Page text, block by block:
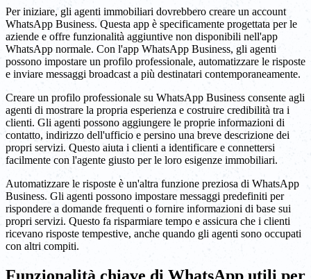
Per iniziare, gli agenti immobiliari dovrebbero creare un account
WhatsApp Business. Questa app è specificamente progettata per le
aziende e offre funzionalità aggiuntive non disponibili nell'app
WhatsApp normale. Con l'app WhatsApp Business, gli agenti
possono impostare un profilo professionale, automatizzare le risposte
e inviare messaggi broadcast a più destinatari contemporaneamente.
Creare un profilo professionale su WhatsApp Business consente agli
agenti di mostrare la propria esperienza e costruire credibilità tra i
clienti. Gli agenti possono aggiungere le proprie informazioni di
contatto, indirizzo dell'ufficio e persino una breve descrizione dei
propri servizi. Questo aiuta i clienti a identificare e connettersi
facilmente con l'agente giusto per le loro esigenze immobiliari.
Automatizzare le risposte è un'altra funzione preziosa di WhatsApp
Business. Gli agenti possono impostare messaggi predefiniti per
rispondere a domande frequenti o fornire informazioni di base sui
propri servizi. Questo fa risparmiare tempo e assicura che i clienti
ricevano risposte tempestive, anche quando gli agenti sono occupati
con altri compiti.